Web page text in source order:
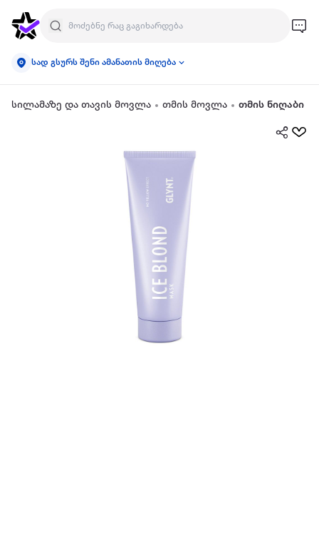
სად გსურს შენი ამანათის მიღება
სილამაზე და თავის მოვლა თმის მოვლა თმის ნიღაბი